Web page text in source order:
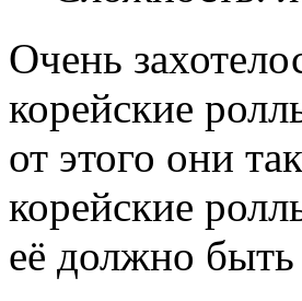
Очень
корейские
от этого они
корейские
её должно